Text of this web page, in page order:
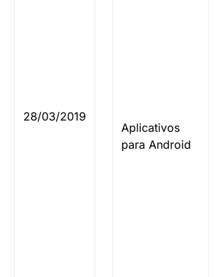
28/03/2019
Aplicativos
para Android